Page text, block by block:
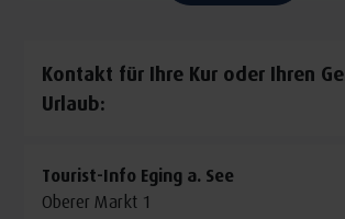
im Garten der Sinne
Abschalten vom Alltag können Sie
seinem Themenwanderweg
einer Länge von 3,5 Kilometern einmal rund
Kontakt für Ihre Kur oder Ihren
Urlaub:
Tourist-Info Eging a. See
Oberer Markt 1